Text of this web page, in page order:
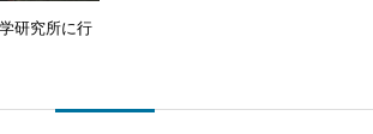
研究所に行